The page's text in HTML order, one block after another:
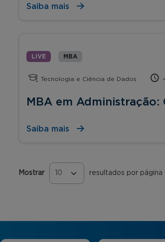
Saiba mais
LIVE MBA
Tecnologia e Ciência de Dados
MBA em
Saiba mais
Mostrar resultados por página
Páginas